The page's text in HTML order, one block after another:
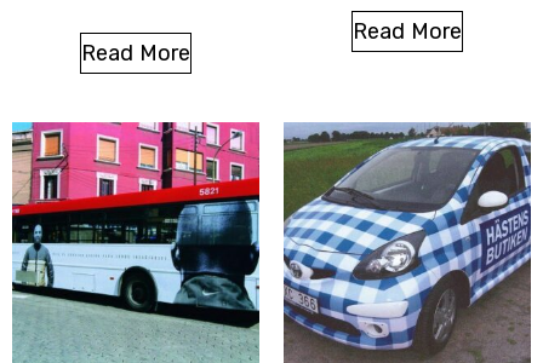
Read More
Read More